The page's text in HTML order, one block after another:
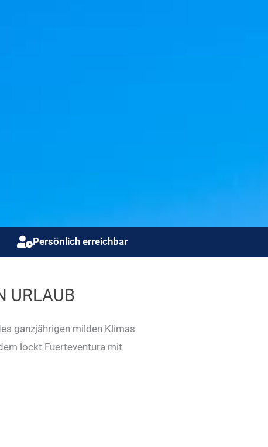
Persönlich erreichbar
URLAUB
ganzjährigen milden Klimas
lockt Fuerteventura mit